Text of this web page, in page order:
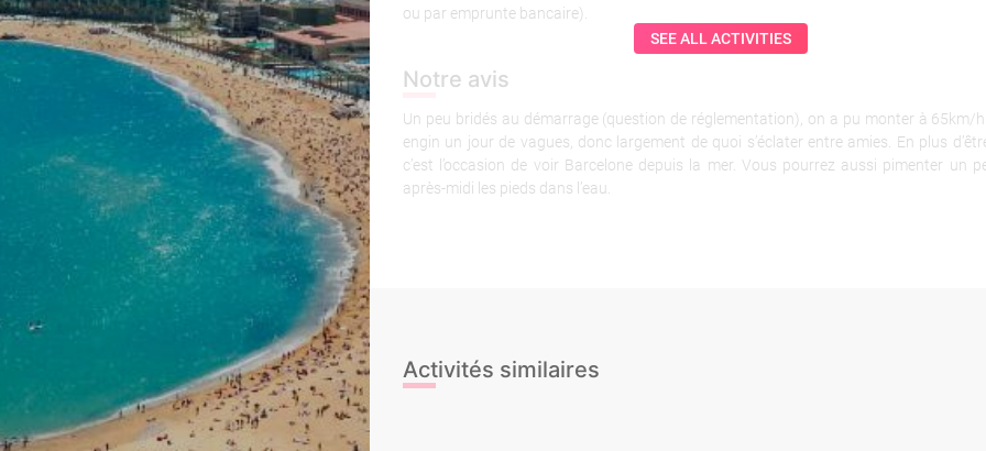
SEE ALL ACTIVITIES
ou par emprunte bancaire).
Notre avis
Un peu bridés au démarrage (question de réglementation), on a pu monter à 65km/
engin un jour de vagues, donc largement de quoi s’éclater entre amies. En plus d’être
c’est l’occasion de voir Barcelone depuis la mer. Vous pourrez aussi pimenter un
après-midi les pieds dans l’eau.
Activités similaires